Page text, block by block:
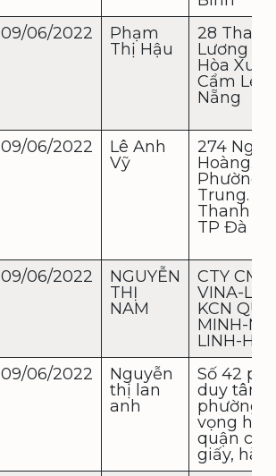
09/06/2022
Phạm
Thị Hậu
28 Thanh
Lương 12,
Hòa
Cẩm Lệ,
Nẵng
09/06/2022
Lê Anh
Vỹ
274
Hoàng.
Phường
Trung.
Thanh
TP Đà
09/06/2022
NGUYỄN
THỊ
NAM
CTY CMS
VINA-LÔ
KCN
MINH-MÊ
LINH-HÀ
09/06/2022
Nguyễn
thị lan
anh
Số 42
duy tân,
phường
vọng hậu,
quận cầu
giấy, hà